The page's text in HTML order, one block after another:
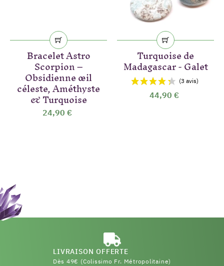
Bracelet Astro
Scorpion –
Obsidienne œil
céleste, Améthyste
& Turquoise
24,90 €
Turquoise de
Madagascar - Galet
44,90 €
LIVRAISON OFFERTE
Dès 49€ (Colissimo Fr. Métropolitaine)